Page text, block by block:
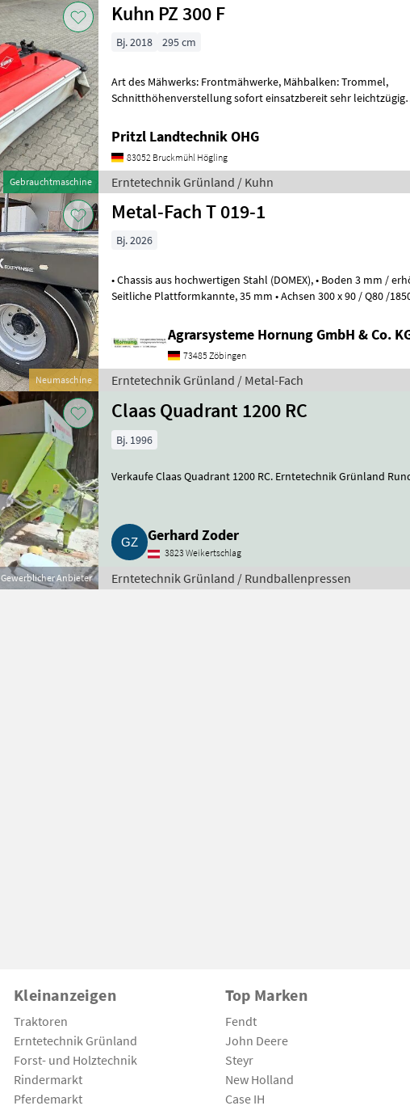
Gebrauchtmaschine
Kuhn PZ 300 F
Bj. 2018 295 cm
Art des Mähwerks: Frontmähwerke, Mähbalken: Trommel,
Schnitthöhenverstellung sofort einsatzbereit sehr leichtzügig
Pritzl Landtechnik OHG
83052 Bruckmühl Högling
Erntetechnik Grünland / Kuhn
Neumaschine
Metal-Fach T 019-1
Bj. 2026
• Chassis aus hochwertigen Stahl (DOMEX), • Boden 3 mm / erhöhte
Seitliche Plattformkannte, 35 mm • Achsen 300 x 90 / Q80 /1850 mm 8
Agrarsysteme Hornung GmbH & Co.
73485 Zöbingen
Erntetechnik Grünland / Metal-Fach
Gewerblicher Anbieter
Claas Quadrant 1200 RC
Bj. 1996
Verkaufe Claas Quadrant 1200 RC. Erntetechnik Grünland
Gerhard Zoder
3823 Weikertschlag
Erntetechnik Grünland / Rundballenpressen
Kleinanzeigen
Traktoren
Erntetechnik Grünland
Forst- und Holztechnik
Rindermarkt
Pferdemarkt
Top Marken
Fendt
John Deere
Steyr
New Holland
Case IH